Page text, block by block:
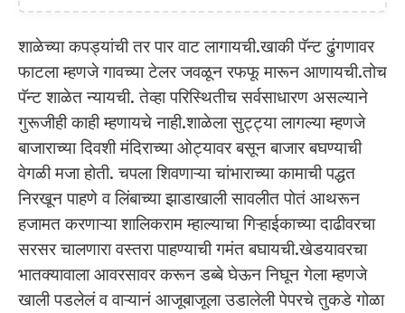
शाळेच्या कपड्यांची तर पार वाट लागायची.खाकी पॅन्ट ढुंगणावर
फाटला म्हणजे गावच्या टेलर जवळून रफफू मारून आणायची.तोच
पॅन्ट शाळेत न्यायची. तेव्हा परिस्थितीच सर्वसाधारण असल्याने
गुरूजीही काही म्हणायचे नाही.शाळेला सुट्ट्या लागल्या म्हणजे
बाजाराच्या दिवशी मंदिराच्या ओट्यावर बसून बाजार बघण्याची
वेगळी मजा होती. चपला शिवणाऱ्या चांभाराच्या कामाची पद्धत
निरखून पाहणे व लिंबाच्या झाडाखाली सावलीत पोतं आथरून
हजामत करणाऱ्या शालिकराम म्हाल्याचा गिऱ्हाईकाच्या दाढीवरचा
सरसर चालणारा वस्तरा पाहण्याची गमंत बघायची.खेडयावरचा
भातक्यावाला आवरसावर करून डब्बे घेऊन निघून गेला म्हणजे
खाली पडलेलं व वाऱ्यानं आजूबाजूला उडालेली पेपरचे तुकडे गोळा